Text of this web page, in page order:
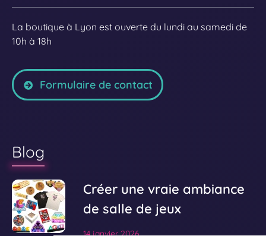
La boutique à Lyon est ouverte du lundi au samedi de
10h à 18h
Formulaire de contact
Blog
Créer une vraie ambiance
de salle de jeux
14 janvier 2026
V
o
i